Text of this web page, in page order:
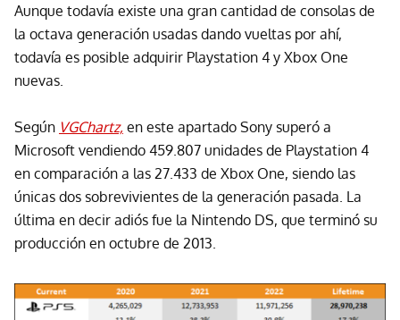
Aunque todavía existe una gran cantidad de consolas de
la octava generación usadas dando vueltas por ahí,
todavía es posible adquirir Playstation 4 y Xbox One
nuevas.
Según VGChartz, en este apartado Sony superó a
Microsoft vendiendo 459.807 unidades de Playstation 4
en comparación a las 27.433 de Xbox One, siendo las
únicas dos sobrevivientes de la generación pasada. La
última en decir adiós fue la Nintendo DS, que terminó su
producción en octubre de 2013.